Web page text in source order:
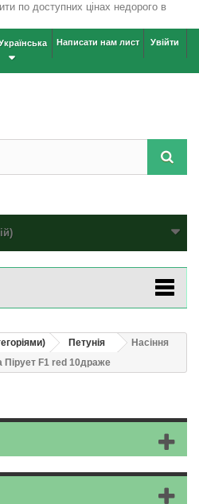
Увійти
Написати нам лист
Петунія
Насіння
Пірует F1 red 10драже